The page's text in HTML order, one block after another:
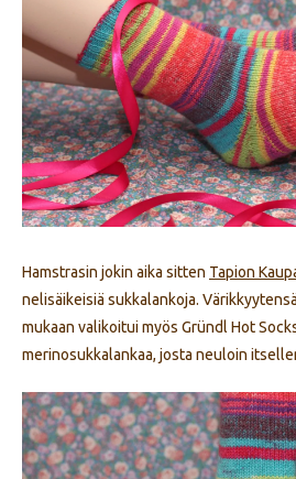
Hamstrasin jokin aika sitten Tapion
nelisäikeisiä sukkalankoja.
mukaan valikoitui myös Gründl Hot
merinosukkalankaa, josta neuloin